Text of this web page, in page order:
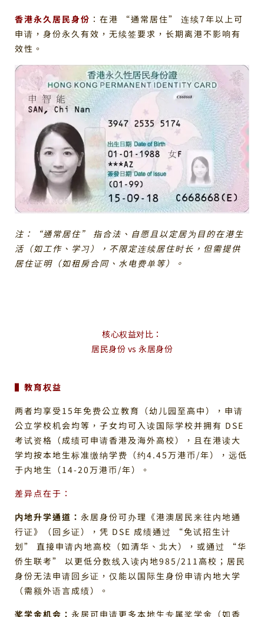
香港永久居民身份 ：在港 “通常居住” 连续7年以上可
申请，身份永久有效，无续签要求，长期离港不影响有
效性。
注：“通常居住” 指合法、自愿且以定居为目的在港生
活（如工作、学习），不限定连续居住时长，但需提供
居住证明（如租房合同、水电费单等）。
核心权益对比：
居民身份 vs 永居身份
▌教育权益
两者均享受15年免费公立教育（幼儿园至高中），申请
公立学校机会均等，子女均可入读国际学校并拥有 DSE
考试资格（成绩可申请香港及海外高校），且在港读大
学均按本地生标准缴纳学费（约4.45万港币/年），远低
于内地生（14-20万港币/年）。
差异点在于：
内地升学通道： 永居身份可办理《港澳居民来往内地通
行证》（回乡证），凭 DSE 成绩通过 “免试招生计
划” 直接申请内地高校（如清华、北大），或通过 “华
侨生联考” 以更低分数线入读内地985/211高校；居民
身份无法申请回乡证，仅能以国际生身份申请内地大学
（需额外语言成绩）。
奖学金机会： 永居可申请更多本地生专属奖学金（如香